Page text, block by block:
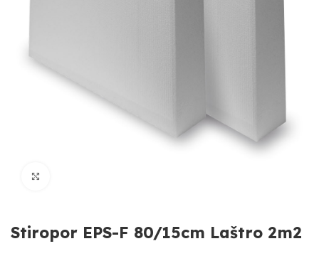
Stiropor EPS-F 80/15cm Laštro 2m2